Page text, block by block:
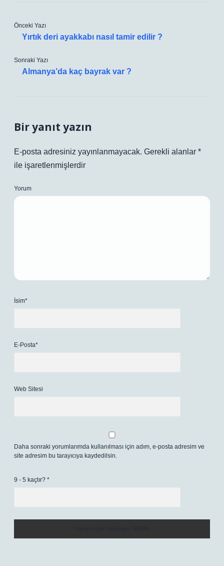
Önceki Yazı
Yırtık deri ayakkabı nasıl tamir edilir ?
Sonraki Yazı
Almanya’da kaç bayrak var ?
Bir yanıt yazın
E-posta adresiniz yayınlanmayacak. Gerekli alanlar *
ile işaretlenmişlerdir
Yorum
İsim*
E-Posta*
Web Sitesi
Daha sonraki yorumlarımda kullanılması için adım, e-posta adresim ve
site adresim bu tarayıcıya kaydedilsin.
9 - 5 kaçtır? *